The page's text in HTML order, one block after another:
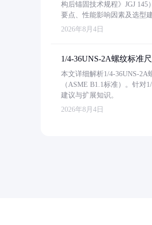
构后锚固技术规程》JGJ
要点、性能影响因素及选型
2026年8月4日
1/4-36UNS-2A螺纹标准
本文详细解析1/4-36UNS-
（ASME B1.1标准）。针
建议与扩展知识。
2026年8月4日